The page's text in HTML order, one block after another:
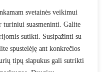
svetainės veikimui
suasmeninti. Galite
sutikti. Susipažinti su
spustelėję ant konkrečios
tipų slapukus gali sutrikti